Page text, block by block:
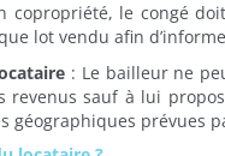
copropriété, le congé
lot vendu afin
: Le bailleur ne
revenus sauf à lui
géographiques prévues